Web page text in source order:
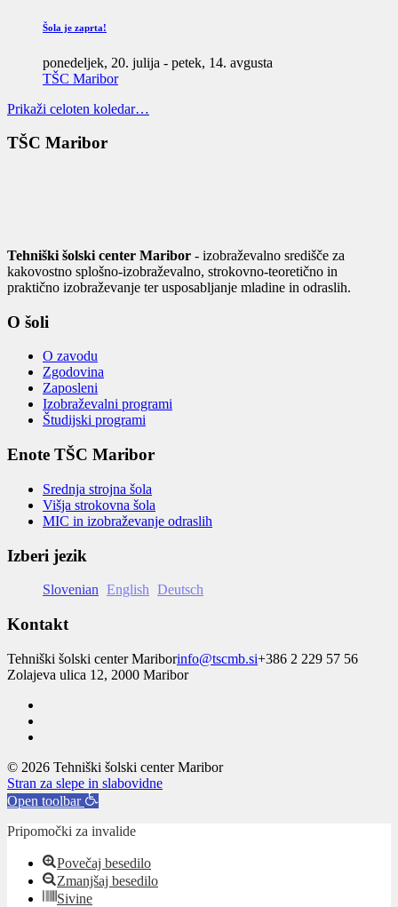
Šola je zaprta!
ponedeljek, 20. julija - petek, 14. avgusta
TŠC Maribor
Prikaži celoten koledar…
TŠC Maribor
Tehniški šolski center Maribor - izobraževalno središče za
kakovostno splošno-izobraževalno, strokovno-teoretično in
praktično izobraževanje ter usposabljanje mladine in odraslih.
O šoli
O zavodu
Zgodovina
Zaposleni
Izobraževalni programi
Študijski programi
Enote TŠC Maribor
Srednja strojna šola
Višja strokovna šola
MIC in izobraževanje odraslih
Izberi jezik
Slovenian English Deutsch
Kontakt
Tehniški šolski center Mariborinfo@tscmb.si+386 2 229 57 56
Zolajeva ulica 12, 2000 Maribor
© 2026 Tehniški šolski center Maribor
Stran za slepe in slabovidne
Open toolbar
Pripomočki za invalide
Povečaj besedilo
Zmanjšaj besedilo
Sivine